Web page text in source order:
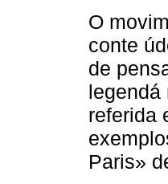
O
conte
de
legendá
referida
Paris»